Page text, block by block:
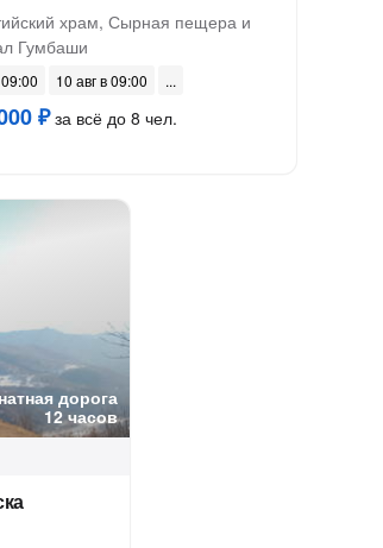
храм, Сырная пещера и
Гумбаши
10 авг в 09:00
₽за всё до 8 чел.
дорога
12 часов